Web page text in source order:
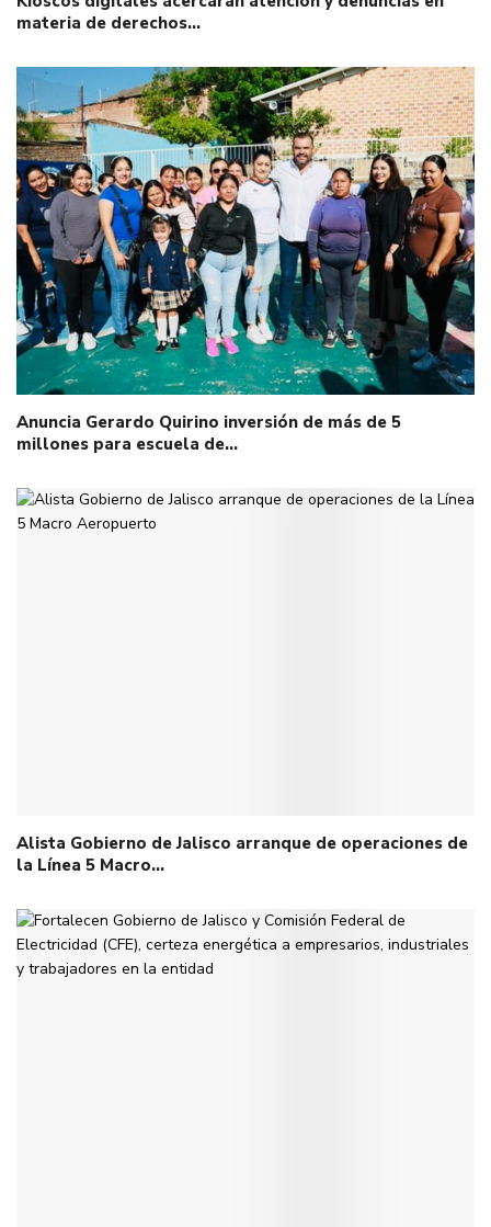
materia de derechos…
Anuncia Gerardo Quirino inversión de más de 5
millones para escuela de…
Alista Gobierno de Jalisco arranque de operaciones de
la Línea 5 Macro…